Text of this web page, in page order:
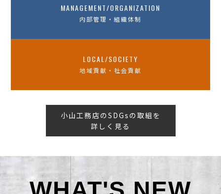
MANAGEMENT/ORGANIZATION
内部管理・組織体制
LOCAL/SOCIETY
地域貢献・社会貢献
小山工務店のSDGsの取組を
詳しく見る